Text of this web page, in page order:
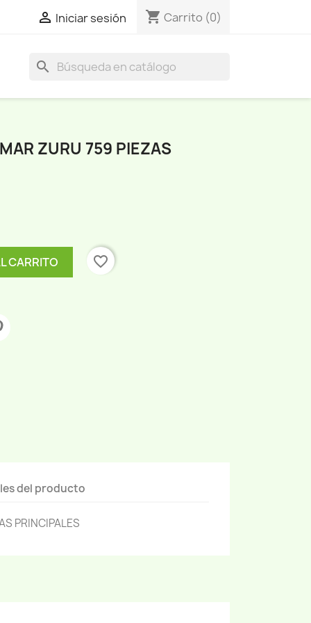
 Iniciar sesión shopping_cart Carrito (0)
search
ZURU 759 PIEZAS
CARRITO favorite_border
del producto
PRINCIPALES